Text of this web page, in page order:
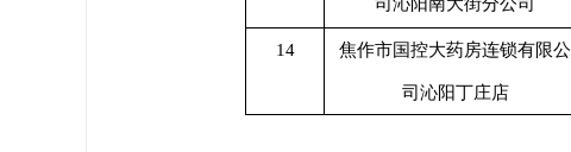
14 焦作市国控大药房连锁有限公
司沁阳丁庄店